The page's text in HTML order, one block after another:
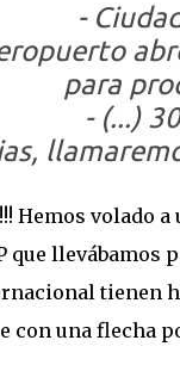
-
para
- (...)
Hemos volado
que
tienen
con una flecha